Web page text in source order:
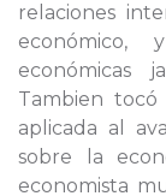
relaciones
económico,
económicas
Tambien
aplicada al
sobre la
economista